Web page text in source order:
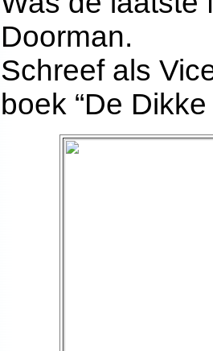
Doorman.
Schreef als
boek “De Dikke